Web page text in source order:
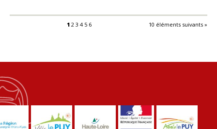
10 éléments suivants »
1 2 3 4 5 6